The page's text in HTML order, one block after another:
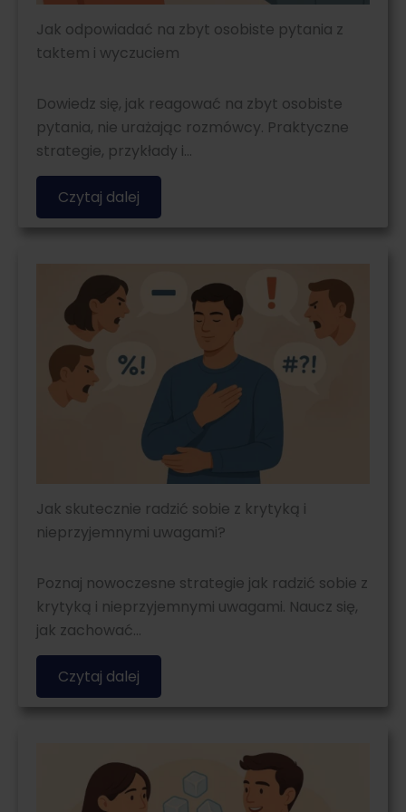
Jak odpowiadać na zbyt osobiste pytania z
taktem i wyczuciem
Dowiedz się, jak reagować na zbyt osobiste
pytania, nie urażając rozmówcy. Praktyczne
strategie, przykłady i…
Czytaj dalej
Jak skutecznie radzić sobie z krytyką i
nieprzyjemnymi uwagami?
Poznaj nowoczesne strategie jak radzić sobie z
krytyką i nieprzyjemnymi uwagami. Naucz się,
jak zachować…
Czytaj dalej